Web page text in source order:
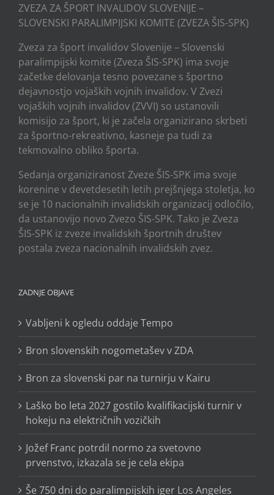
ZVEZA ZA ŠPORT INVALIDOV SLOVENIJE –
SLOVENSKI PARALIMPIJSKI KOMITE (ZVEZA ŠIS-SPK)
Zveza za šport invalidov Slovenije – Slovenski
paralimpijski komite (Zveza ŠIS-SPK) ima svoje
začetke delovanja tesno povezane s športno
dejavnostjo vojaških vojnih invalidov. V Zvezi
vojaških vojnih invalidov (ZVVI) so ustanovili
komisijo za šport, ki je začela organizirano skrbeti
za športno-rekreativno, kasneje pa tudi za
tekmovalno obliko športa.
Sedanja organiziranost Zveze ŠIS-SPK ima svoje
korenine v devetdesetih letih prejšnjega stoletja, ko
se je 10 nacionalnih invalidskih organizacij odločilo,
da ustanovijo novo Zvezo ŠIS-SPK. Tako je Zveza
ŠIS-SPK iz zveze invalidskih športnih društev
postala zveza nacionalnih invalidskih zvez.
ZADNJE OBJAVE
Vabljeni k ogledu oddaje Tempo
Bron slovenskih nogometašev v ZDA
Bron za slovenski par na turnirju v Kairu
Laško bo leta 2027 gostilo kvalifikacijski turnir v
hokeju na električnih vozičkih
Jožef Franc potrdil normo za svetovno
prvenstvo, izkazala se je cela ekipa
Še 750 dni do paralimpijskih iger Los Angeles